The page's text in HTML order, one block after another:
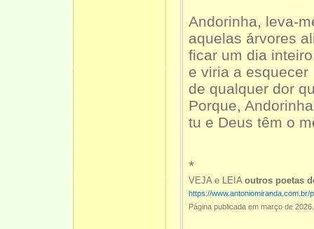
Andorinha, leva-
aquelas árvores
ficar um dia
e viria a esquecer
de qualquer dor
Porque,
tu e Deus têm o
*
VEJA e LEIA outros poetas
https://
Página publicada em março de 2026.